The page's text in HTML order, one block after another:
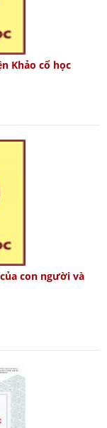
Khảo cổ học
con người và